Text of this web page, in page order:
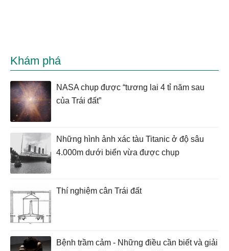
Khám phá
NASA chụp được “tương lai 4 tỉ năm sau
của Trái đất”
Những hình ảnh xác tàu Titanic ở độ sâu
4.000m dưới biển vừa được chụp
Thí nghiệm cân Trái đất
Bệnh trầm cảm - Những điều cần biết và giải